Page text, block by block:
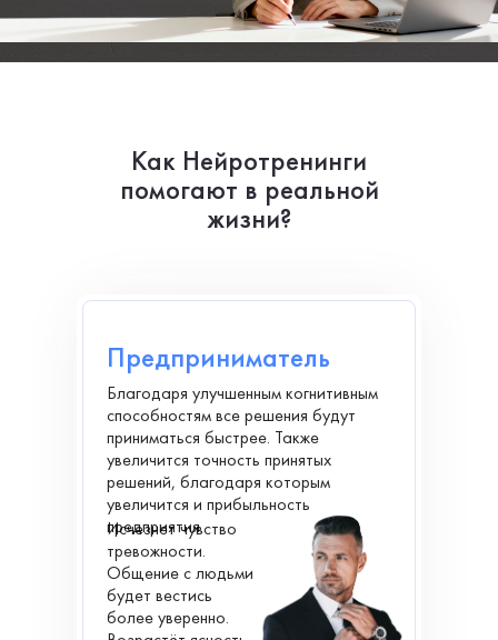
Как Нейротренинги
помогают в реальной
жизни?
Исчезнет чувство
тревожности.
Общение с людьми
будет вестись
более уверенно.
Предприниматель
Благодаря улучшенным когнитивным
способностям все решения будут
приниматься быстрее. Также
увеличится точность принятых
решений, благодаря которым
увеличится и прибыльность
предприятия.